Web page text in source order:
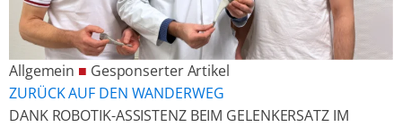
Allgemein ■ Gesponserter Artikel
ZURÜCK AUF DEN WANDERWEG
DANK ROBOTIK-ASSISTENZ BEIM GELENKERSATZ IM